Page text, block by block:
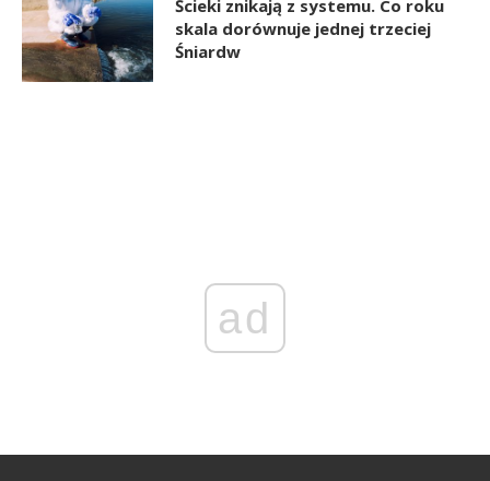
Ścieki znikają z systemu. Co roku
skala dorównuje jednej trzeciej
Śniardw
ad